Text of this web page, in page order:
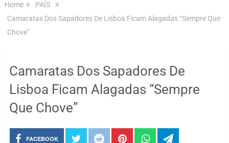
Home
PAÍS
Camaratas Dos Sapadores De Lisboa Ficam Alagadas “Sempre Que
Chove”
Camaratas Dos Sapadores De
Lisboa Ficam Alagadas “Sempre
Que Chove”
FACEBOOK